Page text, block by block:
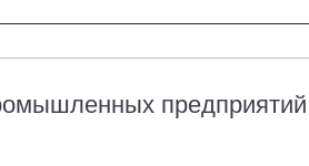
предприятий